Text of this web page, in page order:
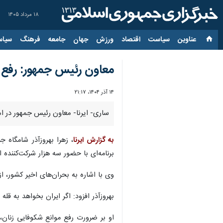
۱۸ مرداد ۱۴۰۵
عناوین‌ سیاست اقتصاد ورزش جهان جامعه فرهنگ
معاون رئیس جمهور:
۱۴ آذر ۱۴۰۴، ۲۱:۱۷